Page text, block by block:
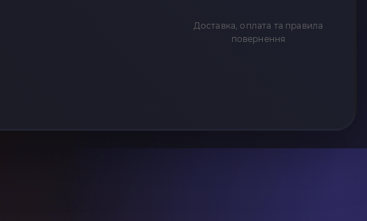
Доставка, оплата та правила
повернення